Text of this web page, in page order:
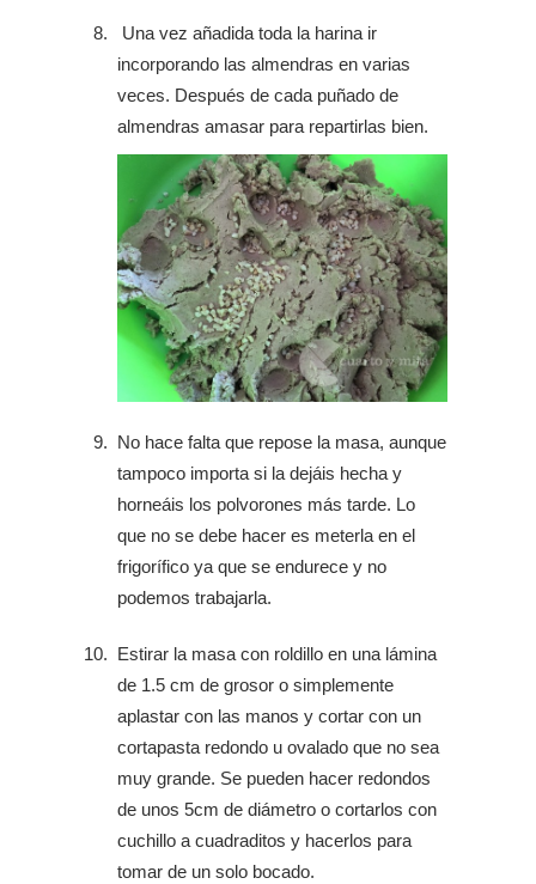
Una vez añadida toda la harina ir
incorporando las almendras en varias
veces. Después de cada puñado de
almendras amasar para repartirlas bien.
No hace falta que repose la masa, aunque
tampoco importa si la dejáis hecha y
horneáis los polvorones más tarde. Lo
que no se debe hacer es meterla en el
frigorífico ya que se endurece y no
podemos trabajarla.
Estirar la masa con roldillo en una lámina
de 1.5 cm de grosor o simplemente
aplastar con las manos y cortar con un
cortapasta redondo u ovalado que no sea
muy grande. Se pueden hacer redondos
de unos 5cm de diámetro o cortarlos con
cuchillo a cuadraditos y hacerlos para
tomar de un solo bocado.